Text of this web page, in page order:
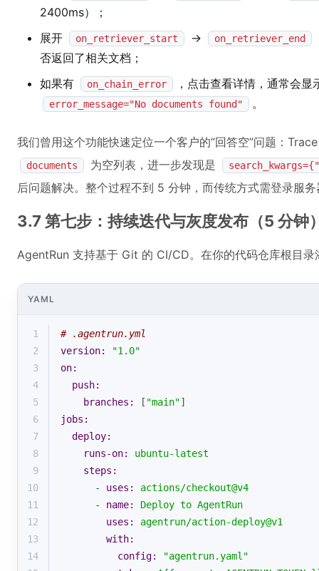
2400ms）；
展开
on_retriever_start → on_retriever_end
否返回了相关文档；
如果有
on_chain_error ，点击查看详情，通常会显
error_message="No documents found" 。
我们曾用这个功能快速定位一个客户的“回答空”问题：
documents 为空列表，进一步发现是
后问题解决。整个过程不到 5 分钟，而传统方式需登录服
3.7 第七步：持续迭代与灰度发布（5 分钟
AgentRun 支持基于 Git 的 CI/CD。在你的代码仓库根目
YAML
1
# .agentrun.yml
2
version:
"1.0"
3
on:
4
push:
5
branches: [ "main"]
6
jobs:
7
deploy:
8
runs-on:
ubuntu-latest
9
steps:
10
- uses:
actions/checkout@v4
11
- name: Deploy to AgentRun
12
uses:
agentrun/action-deploy@v1
13
with:
14
config:
"agentrun.yaml"